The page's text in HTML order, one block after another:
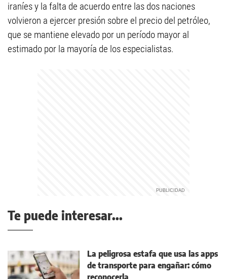
iraníes y la falta de acuerdo entre las dos naciones
volvieron a ejercer presión sobre el precio del petróleo,
que se mantiene elevado por un período mayor al
estimado por la mayoría de los especialistas.
Te puede interesar...
La peligrosa estafa que usa las apps
de transporte para engañar: cómo